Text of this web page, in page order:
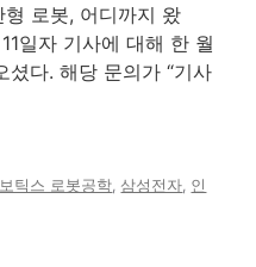
형 로봇, 어디까지 왔
일자 기사에 대해 한 월
셨다. 해당 문의가 “기사
틱스 로봇공학, 삼성전자, 인